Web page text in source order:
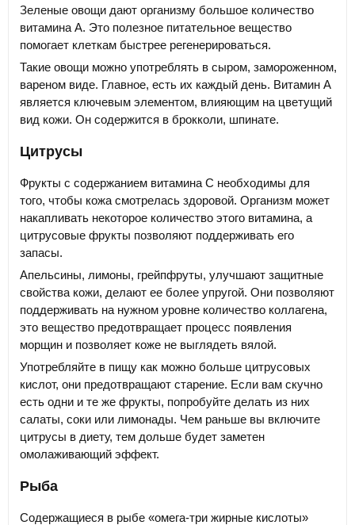
Зеленые овощи дают организму большое количество
витамина А. Это полезное питательное вещество
помогает клеткам быстрее регенерироваться.
Такие овощи можно употреблять в сыром, замороженном,
вареном виде. Главное, есть их каждый день. Витамин А
является ключевым элементом, влияющим на цветущий
вид кожи. Он содержится в брокколи, шпинате.
Цитрусы
Фрукты с содержанием витамина С необходимы для
того, чтобы кожа смотрелась здоровой. Организм может
накапливать некоторое количество этого витамина, а
цитрусовые фрукты позволяют поддерживать его
запасы.
Апельсины, лимоны, грейпфруты, улучшают защитные
свойства кожи, делают ее более упругой. Они позволяют
поддерживать на нужном уровне количество коллагена,
это вещество предотвращает процесс появления
морщин и позволяет коже не выглядеть вялой.
Употребляйте в пищу как можно больше цитрусовых
кислот, они предотвращают старение. Если вам скучно
есть одни и те же фрукты, попробуйте делать из них
салаты, соки или лимонады. Чем раньше вы включите
цитрусы в диету, тем дольше будет заметен
омолаживающий эффект.
Рыба
Содержащиеся в рыбе «омега-три жирные кислоты»